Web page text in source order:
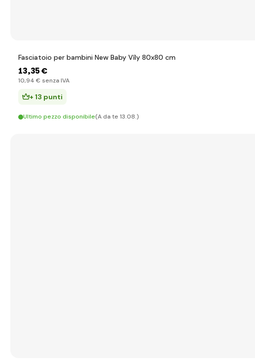
Fasciatoio per bambini New Baby Víly 80x80 cm
13,35 €
10,94 € senza IVA
+ 13 punti
Ultimo pezzo disponibile(A da te 13.08.)